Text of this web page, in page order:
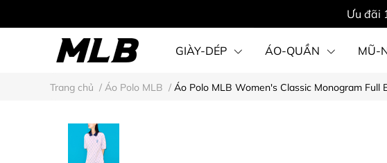
Ưu đãi
GIÀY-DÉP ÁO-QUẦN MŨ-
PHỤ KIỆN
Trang chủ / Áo Polo MLB / Áo Polo MLB Women's Classic Monogram Full